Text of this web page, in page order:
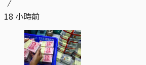
18 小時前